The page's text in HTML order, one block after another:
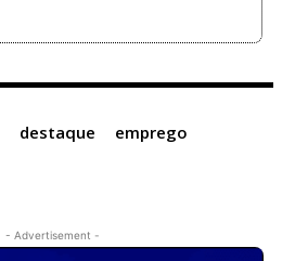
destaque
emprego
- Advertisement -